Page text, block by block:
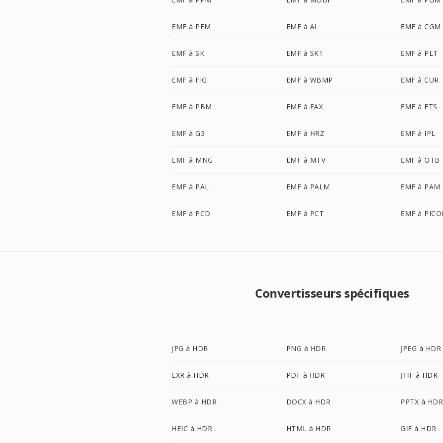
EMF à PFM EMF à AI EMF à CGM
EMF à SK EMF à SK1 EMF à PLT
EMF à FIG EMF à WBMP EMF à CUR
EMF à PBM EMF à FAX EMF à FTS
EMF à G3 EMF à HRZ EMF à IPL
EMF à MNG EMF à MTV EMF à OTB
EMF à PAL EMF à PALM EMF à PAM
EMF à PCD EMF à PCT EMF à
Convertisseurs spécifiques
JPG à HDR PNG à HDR JPEG à HDR
EXR à HDR PDF à HDR JFIF à HDR
WEBP à HDR DOCX à HDR PPTX à HDR
HEIC à HDR HTML à HDR GIF à HDR